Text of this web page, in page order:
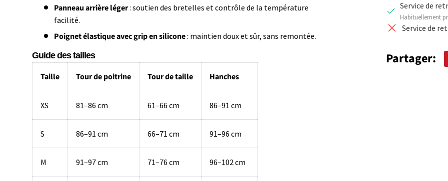
Service de
Habituellement
Service de
Partager:
Panneau arrière léger: soutien des bretelles et contrôle de la température
facilité.
Poignet élastique avec grip en silicone: maintien doux et sûr, sans remontée.
Guide des tailles
Taille Tour de poitrine Tour de taille Hanches
XS 81–86 cm 61–66 cm 86–91 cm
S 86–91 cm 66–71 cm 91–96 cm
M 91–97 cm 71–76 cm 96–102 cm